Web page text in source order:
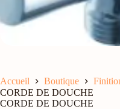
Accueil Boutique
CORDE DE DOUCHE
CORDE DE DOUCHE